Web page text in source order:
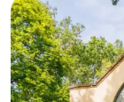
Oranjezon
Natur
de
Mantelingen
-
Domburg
-
Westkapelle
-